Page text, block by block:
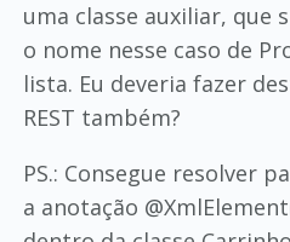
uma classe auxiliar,
o nome nesse caso de
lista. Eu deveria fazer
REST também?
PS.: Consegue resolver
a anotação